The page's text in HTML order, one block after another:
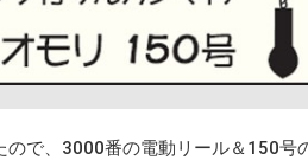
で、3000番の電動リール＆150号